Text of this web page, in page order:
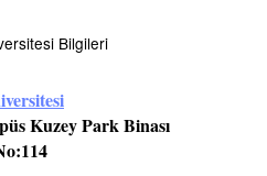
Bilgileri
Kuzey Park Binası